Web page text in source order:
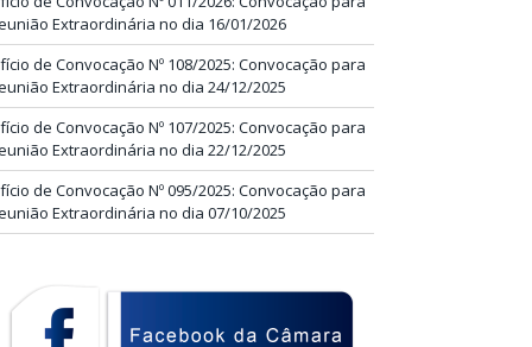
Extraordinária no dia 16/01/2026
de Convocação Nº 108/2025: Convocação para
Extraordinária no dia 24/12/2025
de Convocação Nº 107/2025: Convocação para
Extraordinária no dia 22/12/2025
de Convocação Nº 095/2025: Convocação para
Extraordinária no dia 07/10/2025